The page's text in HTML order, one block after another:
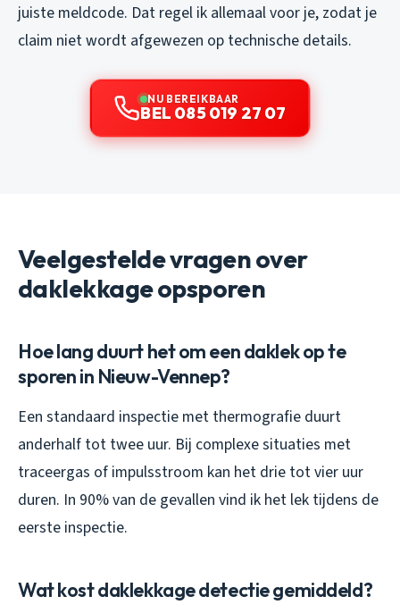
juiste meldcode. Dat regel ik allemaal voor je, zodat je
claim niet wordt afgewezen op technische details.
NU BEREIKBAAR
BEL 085 019 27 07
Veelgestelde vragen over
daklekkage opsporen
Hoe lang duurt het om een daklek op te
sporen in Nieuw-Vennep?
Een standaard inspectie met thermografie duurt
anderhalf tot twee uur. Bij complexe situaties met
traceergas of impulsstroom kan het drie tot vier uur
duren. In 90% van de gevallen vind ik het lek tijdens de
eerste inspectie.
Wat kost daklekkage detectie gemiddeld?